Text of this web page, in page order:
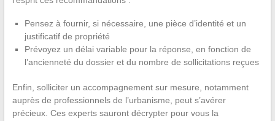
Pensez à fournir, si nécessaire, une pièce d’identité et un
justificatif de propriété
Prévoyez un délai variable pour la réponse, en fonction de
l’ancienneté du dossier et du nombre de sollicitations reçues
Enfin, solliciter un accompagnement sur mesure, notamment
auprès de professionnels de l’urbanisme, peut s’avérer
précieux. Ces experts sauront décrypter pour vous la